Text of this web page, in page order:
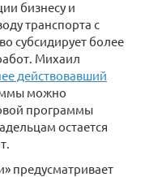
бизнесу и
транспорта с
субсидирует более
Михаил
действовавший
можно
программы
остается
предусматривает